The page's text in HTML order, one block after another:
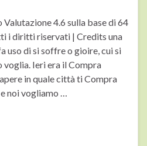
4.6 sulla base di 64
i diritti riservati | Credits una
uso di si soffre o gioire, cui si
voglia. Ieri era il Compra
in quale città ti Compra
noi vogliamo …